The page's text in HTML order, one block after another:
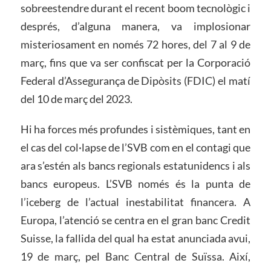
sobreestendre durant el recent boom tecnològic i
després, d’alguna manera, va implosionar
misteriosament en només 72 hores, del 7 al 9 de
març, fins que va ser confiscat per la Corporació
Federal d’Assegurança de Dipòsits (FDIC) el matí
del 10 de març del 2023.
Hi ha forces més profundes i sistèmiques, tant en
el cas del col·lapse de l’SVB com en el contagi que
ara s’estén als bancs regionals estatunidencs i als
bancs europeus. L’SVB només és la punta de
l’iceberg de l’actual inestabilitat financera. A
Europa, l’atenció se centra en el gran banc Credit
Suisse, la fallida del qual ha estat anunciada avui,
19 de març, pel Banc Central de Suïssa. Així,